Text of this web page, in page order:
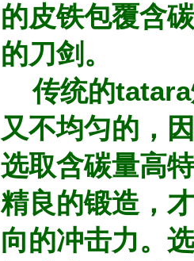
的皮铁包覆含
的刀剑。
传统的tatara
又不均匀的，
选取含碳量高
精良的锻造，
向的冲击力。